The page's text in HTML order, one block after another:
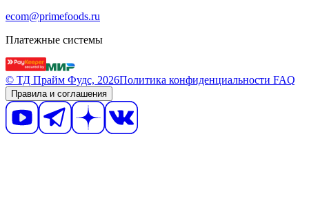
ecom@primefoods.ru
Платежные системы
© ТД Прайм Фудс, 2026Политика конфиденциальности FAQ
Правила и соглашения